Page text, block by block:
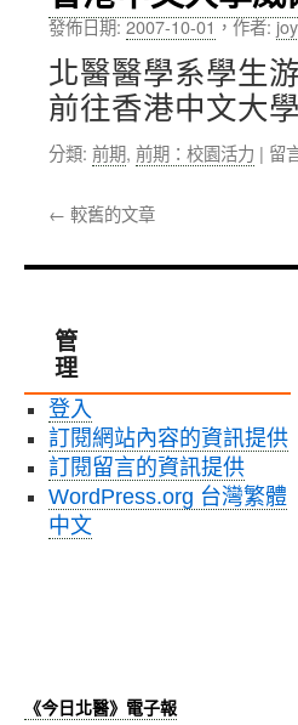
本
土
的
第
一
部
頭
治
世〉
發佈日期:2007-10-01，作者:
北醫醫學系學生
前往香港中文大
分類: 前期, 前期：校園活力 | 在
大
親
醫
觀
摩
留
← 較舊的文章
管
理
登入
訂閱網站內容的資訊提供
訂閱留言的資訊提供
WordPress.org 台灣繁體
中文
《今日北醫》電子報